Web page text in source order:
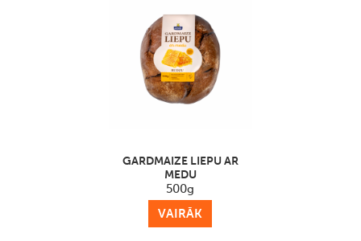
GARDMAIZE LIEPU AR
MEDU
500g
VAIRĀK